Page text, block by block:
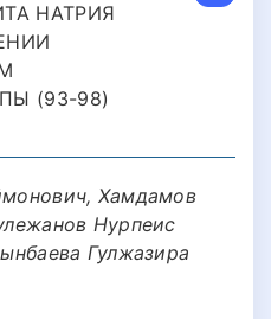
НАТРИЯ
(93-98)
Хамдамов
Нурпеис
Гулжазира